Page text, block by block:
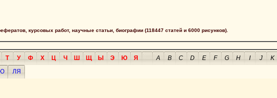
курсовых работ, научные статьи, биографии (118447 статей и 6000 рисунков).
Т У Ф Х Ц Ч Ш Щ Ы Э Ю Я A B C D E F G H I J K
ЛЯ